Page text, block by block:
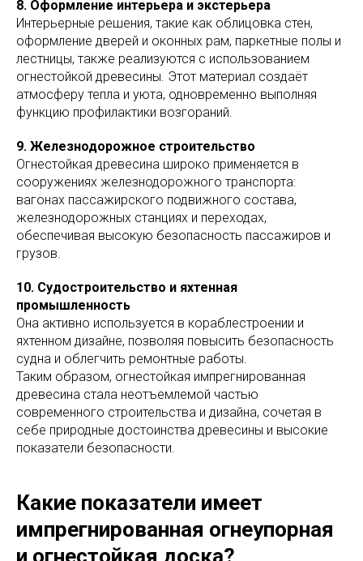
8. Оформление интерьера и экстерьера
Интерьерные решения, такие как облицовка стен,
оформление дверей и оконных рам, паркетные полы и
лестницы, также реализуются с использованием
огнестойкой древесины. Этот материал создаёт
атмосферу тепла и уюта, одновременно выполняя
функцию профилактики возгораний.
9. Железнодорожное строительство
Огнестойкая древесина широко применяется в
сооружениях железнодорожного транспорта:
вагонах пассажирского подвижного состава,
железнодорожных станциях и переходах,
обеспечивая высокую безопасность пассажиров и
грузов.
10. Судостроительство и яхтенная
промышленность
Она активно используется в кораблестроении и
яхтенном дизайне, позволяя повысить безопасность
судна и облегчить ремонтные работы.
Таким образом, огнестойкая импрегнированная
древесина стала неотъемлемой частью
современного строительства и дизайна, сочетая в
себе природные достоинства древесины и высокие
показатели безопасности.
Какие показатели имеет
импрегнированная огнеупорная
и огнестойкая доска?